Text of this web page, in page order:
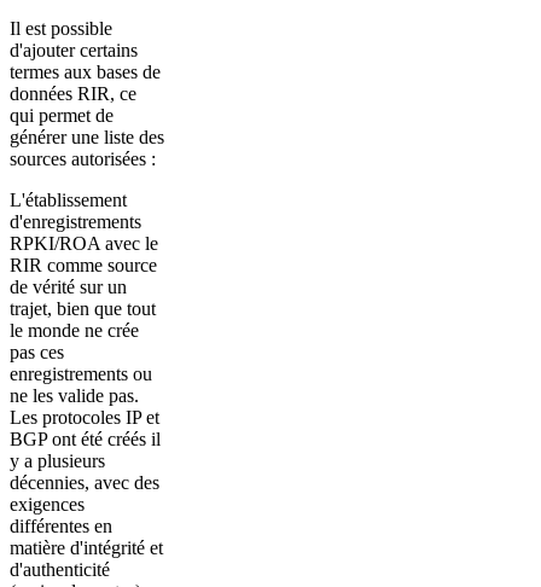
Il est possible
d'ajouter certains
termes aux bases de
données RIR, ce
qui permet de
générer une liste des
sources autorisées :
L'établissement
d'enregistrements
RPKI/ROA avec le
RIR comme source
de vérité sur un
trajet, bien que tout
le monde ne crée
pas ces
enregistrements ou
ne les valide pas.
Les protocoles IP et
BGP ont été créés il
y a plusieurs
décennies, avec des
exigences
différentes en
matière d'intégrité et
d'authenticité